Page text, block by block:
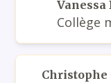
Vanessa
Collège
Christophe